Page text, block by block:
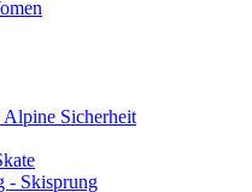
Sicherheit
- Skisprung